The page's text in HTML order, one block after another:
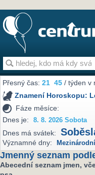
Přesný čas:21 45 / týden v
Znamení Horoskopu:
Fáze měsíce:
Dnes je:
8. 8. 2026 Sobota
Dnes má svátek:
Významné dny:
Jmenný seznam
Abecední seznam jmen,